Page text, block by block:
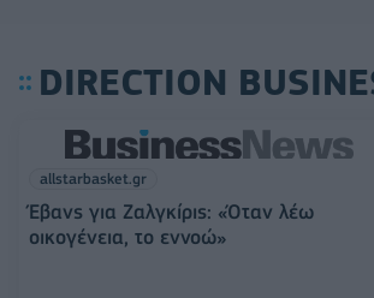
DIRECTION
allstarbasket.gr
Έβανς για Ζαλγκίρις: «Όταν λέω
οικογένεια, το εννοώ»